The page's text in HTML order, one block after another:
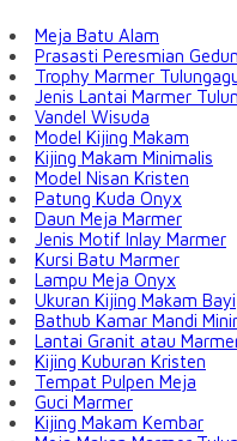
Meja Batu Alam
Prasasti Peresmian
Trophy Marmer
Jenis Lantai Marmer
Vandel Wisuda
Model Kijing Makam
Kijing Makam Minimalis
Model Nisan Kristen
Patung Kuda Onyx
Daun Meja Marmer
Jenis Motif Inlay Marmer
Kursi Batu Marmer
Lampu Meja Onyx
Ukuran Kijing Makam Bayi
Bathub Kamar Mandi
Lantai Granit atau
Kijing Kuburan Kristen
Tempat Pulpen Meja
Guci Marmer
Kijing Makam Kembar